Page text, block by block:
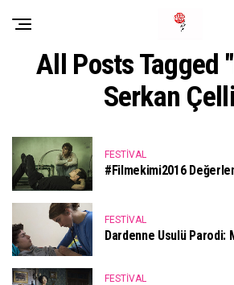
All Posts Tagged
Serkan
FESTIVAL
#Filmekimi2016
FESTIVAL
Dardenne Usulü Parodi:
FESTIVAL